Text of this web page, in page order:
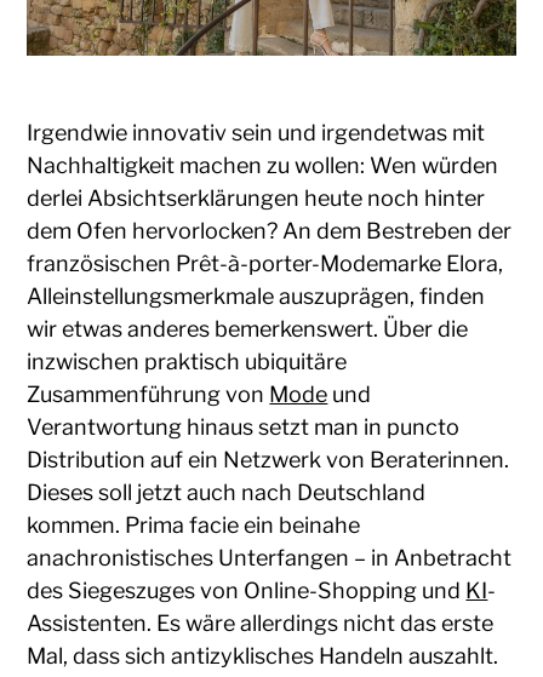
Irgendwie innovativ sein und irgendetwas mit
Nachhaltigkeit machen zu wollen: Wen würden
derlei Absichtserklärungen heute noch hinter
dem Ofen hervorlocken? An dem Bestreben der
französischen Prêt-à-porter-Modemarke Elora,
Alleinstellungsmerkmale auszuprägen, finden
wir etwas anderes bemerkenswert. Über die
inzwischen praktisch ubiquitäre
Zusammenführung von Mode und
Verantwortung hinaus setzt man in puncto
Distribution auf ein Netzwerk von Beraterinnen.
Dieses soll jetzt auch nach Deutschland
kommen. Prima facie ein beinahe
anachronistisches Unterfangen – in Anbetracht
des Siegeszuges von Online-Shopping und KI-
Assistenten. Es wäre allerdings nicht das erste
Mal, dass sich antizyklisches Handeln auszahlt.